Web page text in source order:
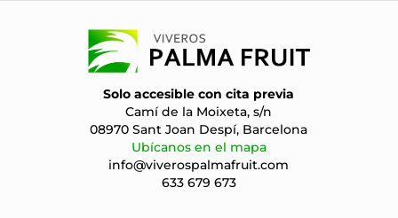
Solo accesible con cita previa
Camí de la Moixeta, s/n
08970 Sant Joan Despí, Barcelona
Ubícanos en el mapa
info@viverospalmafruit.com
633 679 673